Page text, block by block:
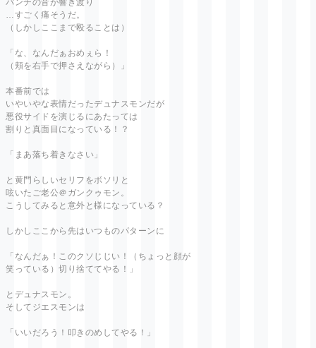
パンチの音が響き渡り
…すごく痛そうだ。
（しかしここまで殴ることは）
「な、なんだぁおめぇら！
（頬を右手で押さえながら）」
本番前では
いやいやな表情だったデュナスモンだが
悪役サイドを演じるにあたっては
割りと真面目になっている！？
「まあ落ち着きなさい」
と黄門らしいセリフをボソリと
呟いたご老公＠ガンクゥモン。
こうしてみると意外と様になっている？
しかしここから先はいつものパターンに
「なんだぁ！このクソじじい！（ちょっと顔が
笑っている）切り捨ててやる！」
とデュナスモン。
そしてジエスモンは
「いいだろう！叩きのめしてやる！」